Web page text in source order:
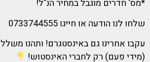
*מס' חדרים מוגבל במחיר הנ"ל!
שלחו לנו הודעה או חייגו 0733744555
עקבו אחרינו גם באינסטגרם! ותהנו
(מידי פעם) רק לחברי האינסטוש!